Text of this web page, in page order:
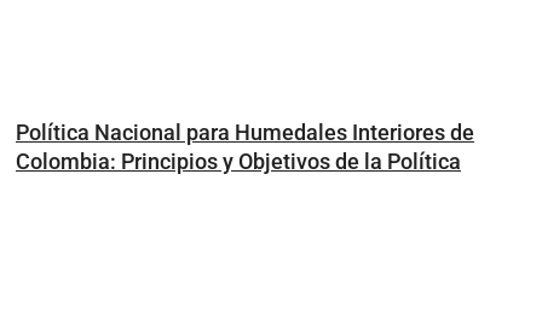
Política Nacional para Humedales Interiores de
Colombia: Principios y Objetivos de la Política